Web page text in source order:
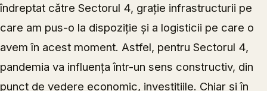
îndreptat către Sectorul 4, grație infrastructurii pe
care am pus-o la dispoziție și a logisticii pe care o
avem în acest moment. Astfel, pentru Sectorul 4,
pandemia va influența într-un sens constructiv, din
punct de vedere economic, investițiile. Chiar și în